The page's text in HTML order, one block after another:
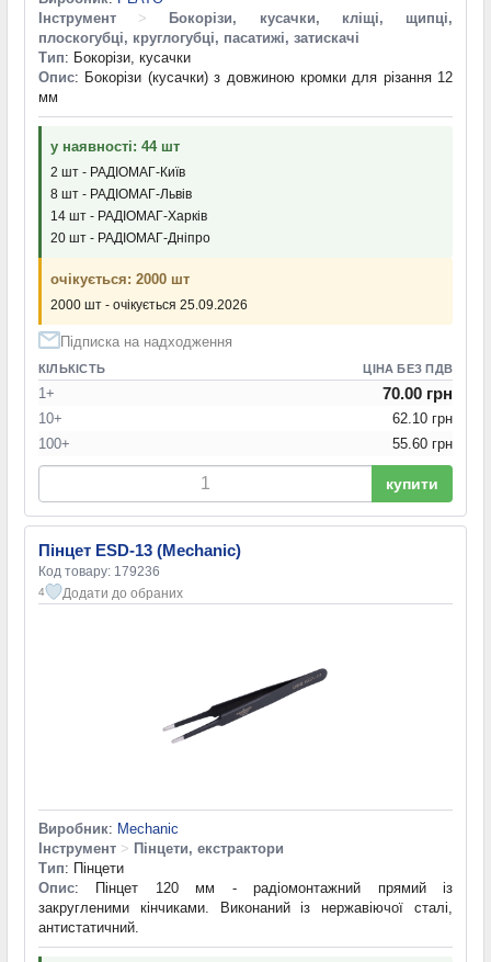
Інструмент
>
Бокорізи, кусачки, кліщі, щипці,
плоскогубці, круглогубці, пасатижі, затискачі
Тип: Бокорізи, кусачки
Опис: Бокорізи (кусачки) з довжиною кромки для різання 12
мм
у наявності: 44 шт
2 шт - РАДІОМАГ-Київ
8 шт - РАДІОМАГ-Львів
14 шт - РАДІОМАГ-Харків
20 шт - РАДІОМАГ-Дніпро
очікується: 2000 шт
2000 шт - очікується 25.09.2026
Підписка на надходження
КІЛЬКІСТЬ ЦІНА БЕЗ ПДВ
1+ 70.00 грн
10+
62.10 грн
100+
55.60 грн
купити
Пінцет ESD-13 (Mechanic)
Код товару: 179236
4 Додати до обраних
Виробник: Mechanic
Інструмент > Пінцети, екстрактори
Тип: Пінцети
Опис: Пінцет 120 мм - радіомонтажний прямий із
закругленими кінчиками. Виконаний із нержавіючої сталі,
антистатичний.